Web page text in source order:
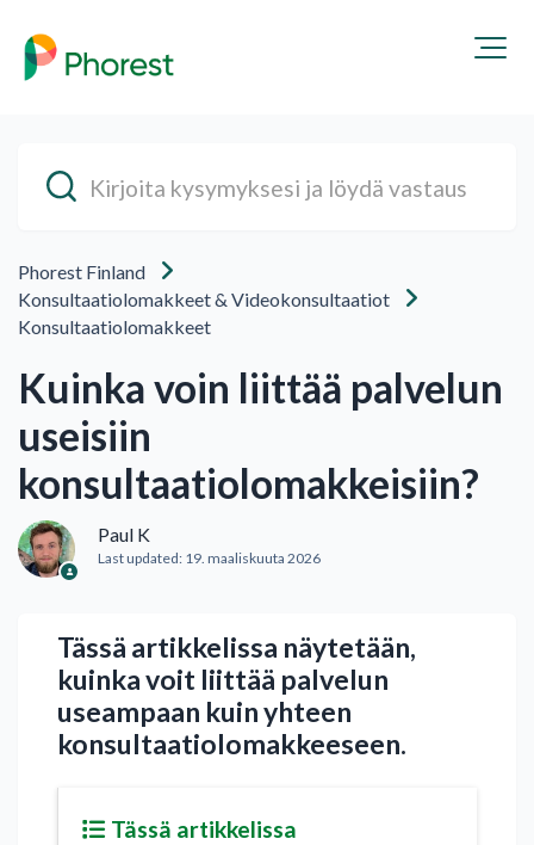
Phorest Finland
Konsultaatiolomakkeet & Videokonsultaatiot
Konsultaatiolomakkeet
Kuinka voin liittää palvelun
useisiin
konsultaatiolomakkeisiin?
Paul K
Last updated: 19. maaliskuuta 2026
Tässä artikkelissa näytetään,
kuinka voit liittää palvelun
useampaan kuin yhteen
konsultaatiolomakkeeseen.
Tässä artikkelissa